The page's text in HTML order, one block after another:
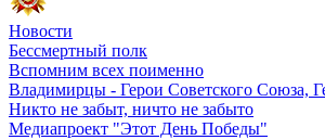
Новости
Бессмертный полк
Вспомним всех поименно
Владимирцы - Герои Советского Союза,
Никто не забыт, ничто не забыто
Медиапроект "Этот День Победы"